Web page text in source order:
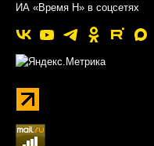
ИА «Время Н» в соцсетях